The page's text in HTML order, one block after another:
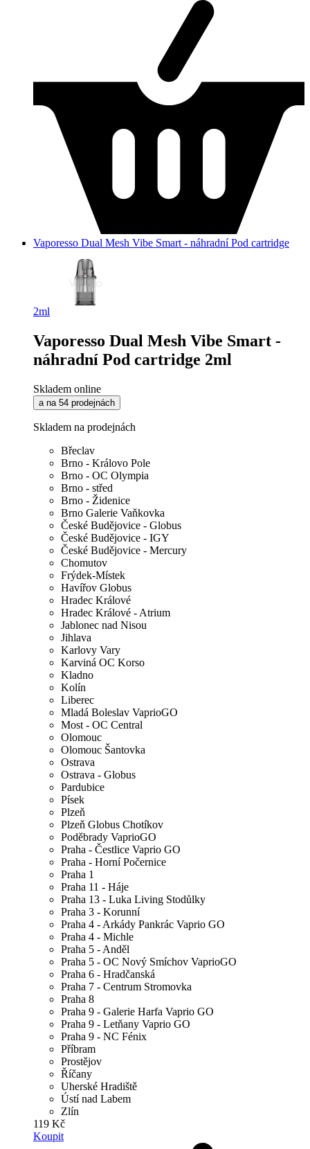
Vaporesso Dual Mesh Vibe Smart - náhradní Pod cartridge
2ml
Vaporesso Dual Mesh Vibe Smart -
náhradní Pod cartridge 2ml
Skladem online
a na 54 prodejnách
Skladem na prodejnách
Břeclav
Brno - Královo Pole
Brno - OC Olympia
Brno - střed
Brno - Židenice
Brno Galerie Vaňkovka
České Budějovice - Globus
České Budějovice - IGY
České Budějovice - Mercury
Chomutov
Frýdek-Místek
Havířov Globus
Hradec Králové
Hradec Králové - Atrium
Jablonec nad Nisou
Jihlava
Karlovy Vary
Karviná OC Korso
Kladno
Kolín
Liberec
Mladá Boleslav VaprioGO
Most - OC Central
Olomouc
Olomouc Šantovka
Ostrava
Ostrava - Globus
Pardubice
Písek
Plzeň
Plzeň Globus Chotíkov
Poděbrady VaprioGO
Praha - Čestlice Vaprio GO
Praha - Horní Počernice
Praha 1
Praha 11 - Háje
Praha 13 - Luka Living Stodůlky
Praha 3 - Korunní
Praha 4 - Arkády Pankrác Vaprio GO
Praha 4 - Michle
Praha 5 - Anděl
Praha 5 - OC Nový Smíchov VaprioGO
Praha 6 - Hradčanská
Praha 7 - Centrum Stromovka
Praha 8
Praha 9 - Galerie Harfa Vaprio GO
Praha 9 - Letňany Vaprio GO
Praha 9 - NC Fénix
Příbram
Prostějov
Říčany
Uherské Hradiště
Ústí nad Labem
Zlín
119 Kč
Koupit